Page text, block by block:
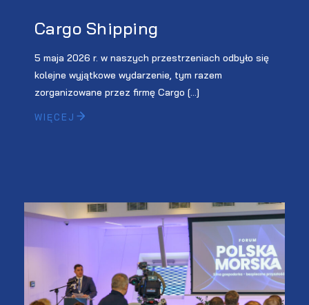
Cargo Shipping
5 maja 2026 r. w naszych przestrzeniach odbyło się
kolejne wyjątkowe wydarzenie, tym razem
zorganizowane przez firmę Cargo […]
WIĘCEJ